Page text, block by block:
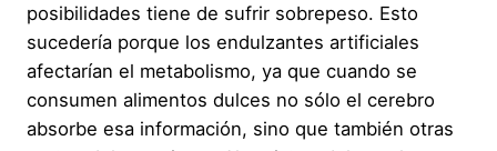
posibilidades tiene de sufrir sobrepeso. Esto
sucedería porque los endulzantes artificiales
afectarían el metabolismo, ya que cuando se
consumen alimentos dulces no sólo el cerebro
absorbe esa información, sino que también otras